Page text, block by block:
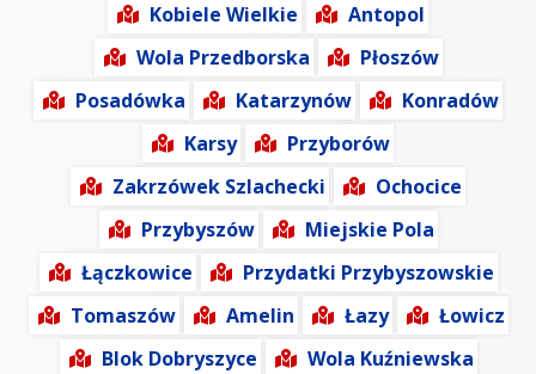
Kobiele Wielkie
Antopol
Wola Przedborska
Płoszów
Posadówka
Katarzynów
Konradów
Karsy
Przyborów
Zakrzówek Szlachecki
Ochocice
Przybyszów
Miejskie Pola
Łączkowice
Przydatki Przybyszowskie
Tomaszów
Amelin Łazy
Łowicz
Blok Dobryszyce
Wola Kuźniewska